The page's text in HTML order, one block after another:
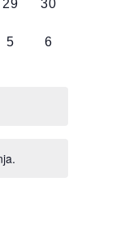
29 30
0
5
0
6